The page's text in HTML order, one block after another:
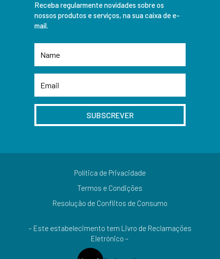
Receba regularmente novidades sobre os
nossos produtos e serviços, na sua caixa de e-
mail.
SUBSCREVER
Política de Privacidade
Termos e Condições
Resolução de Conflitos de Consumo
– Este estabelecimento tem Livro de Reclamações
Eletrónico –